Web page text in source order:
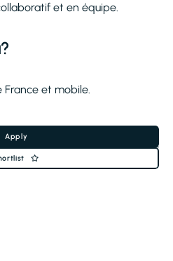
et en équipe.
France et mobile.
Apply